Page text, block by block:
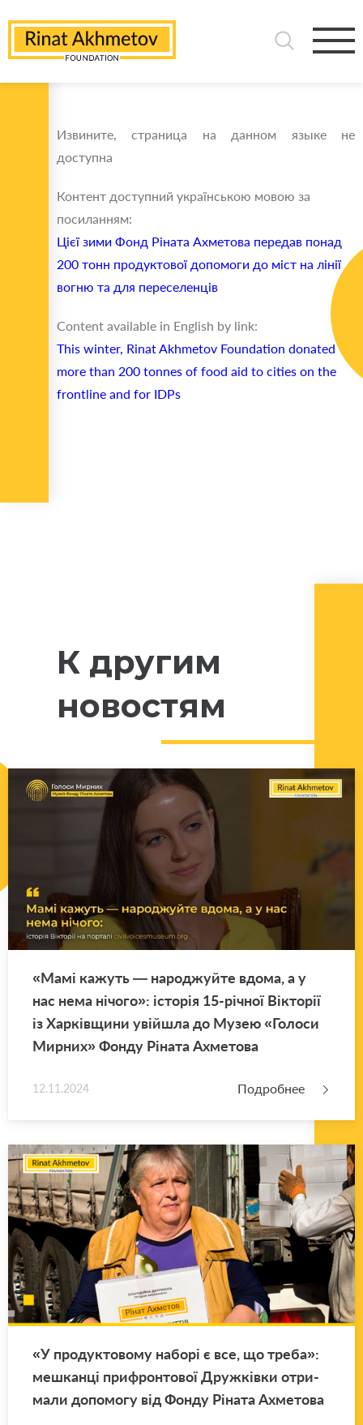
Извините, страница на данном языке не
доступна
Контент доступний українською мовою за
посиланням:
Цієї зими Фонд Ріната Ахметова передав понад
200 тонн продуктової допомоги до міст на лінії
вогню та для переселенців
Content available in English by link:
This winter, Rinat Akhmetov Foundation donated
more than 200 tonnes of food aid to cities on the
frontline and for IDPs
К другим
новостям
«Мамі ка­жуть — на­род­жуй­те вдома, а у
нас нема нічого»: історія 15-річної Вікторії
із Харківщини увійшла до Музею «Го­ло­си
Мир­них» Фонду Ріната Ах­ме­то­ва
12.11.2024 Подробнее
«У про­дук­то­во­му наборі є все, що треба»:
меш­канці при­фрон­то­вої Дружківки от­ри­
ма­ли до­по­мо­гу від Фонду Ріната Ах­ме­то­ва